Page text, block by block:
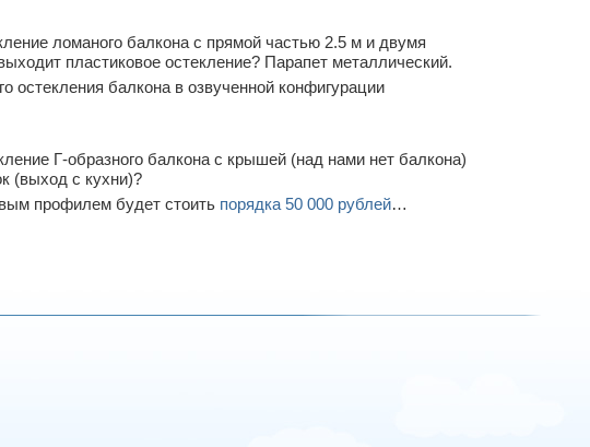
ломаного балкона с прямой частью 2.5 м и двумя
пластиковое остекление? Парапет металлический.
остекления балкона в озвученной конфигурации
Г-образного балкона с крышей (над нами нет балкона)
(выход с кухни)?
профилем будет стоить порядка 50 000 рублей…